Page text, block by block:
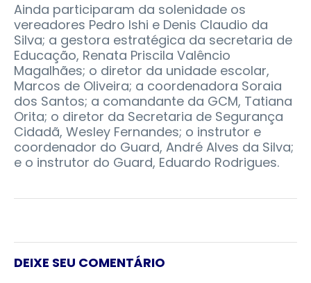
Ainda participaram da solenidade os
vereadores Pedro Ishi e Denis Claudio da
Silva; a gestora estratégica da secretaria de
Educação, Renata Priscila Valêncio
Magalhães; o diretor da unidade escolar,
Marcos de Oliveira; a coordenadora Soraia
dos Santos; a comandante da GCM, Tatiana
Orita; o diretor da Secretaria de Segurança
Cidadã, Wesley Fernandes; o instrutor e
coordenador do Guard, André Alves da Silva;
e o instrutor do Guard, Eduardo Rodrigues.
DEIXE SEU COMENTÁRIO